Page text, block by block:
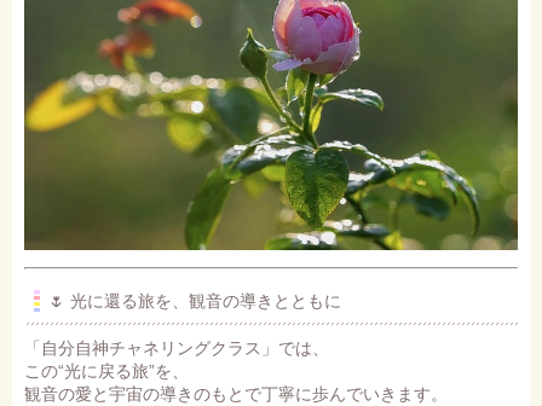
🌷 光に還る旅を、観音の導きとともに
「自分自神チャネリングクラス」では、
この“光に戻る旅”を、
観音の愛と宇宙の導きのもとで丁寧に歩んでいきます。